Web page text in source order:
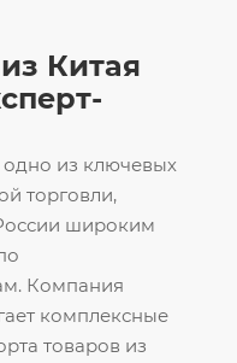
из ключевых
торговли,
широким
Компания
комплексные
товаров из
Китая